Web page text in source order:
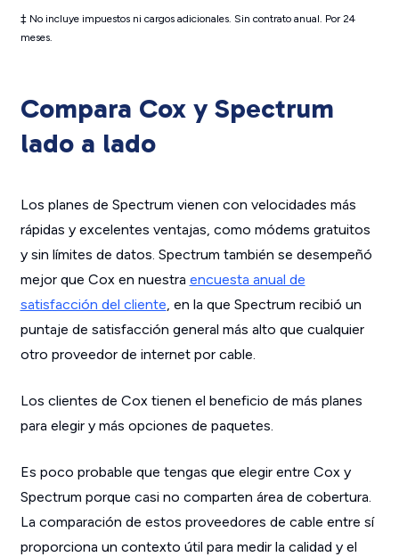
‡ No incluye impuestos ni cargos adicionales. Sin contrato anual. Por 24
meses.
Compara Cox y Spectrum
lado a lado
Los planes de Spectrum vienen con velocidades más
rápidas y excelentes ventajas, como módems gratuitos
y sin límites de datos. Spectrum también se desempeñó
mejor que Cox en nuestra encuesta anual de
satisfacción del cliente, en la que Spectrum recibió un
puntaje de satisfacción general más alto que cualquier
otro proveedor de internet por cable.
Los clientes de Cox tienen el beneficio de más planes
para elegir y más opciones de paquetes.
Es poco probable que tengas que elegir entre Cox y
Spectrum porque casi no comparten área de cobertura.
La comparación de estos proveedores de cable entre sí
proporciona un contexto útil para medir la calidad y el